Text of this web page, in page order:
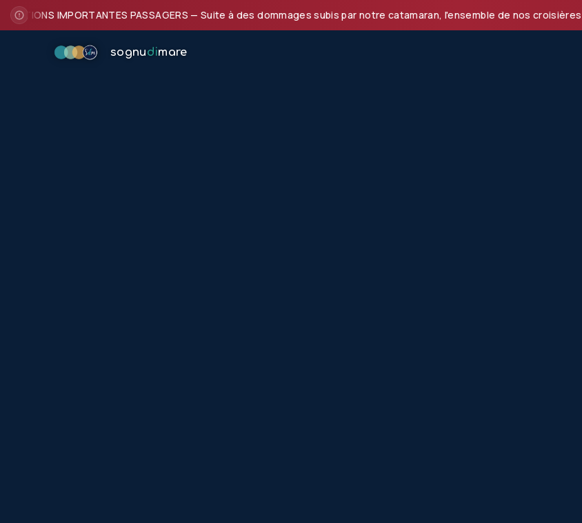
IMPORTANTES PASSAGERS — Suite à des dommages subis par notre catamaran, l'ensemble de nos
sognudimare